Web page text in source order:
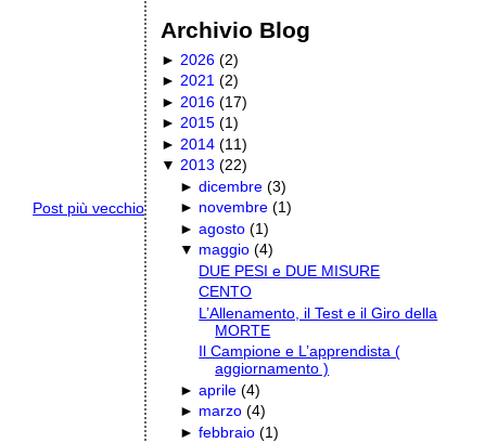
Post più vecchio
Archivio Blog
► 2026 (2)
►2021 (2)
► 2016 (17)
►2015 (1)
► 2014 (11)
▼2013 (22)
►dicembre (3)
► novembre (1)
►agosto (1)
▼ maggio (4)
DUE PESI e DUE MISURE
CENTO
L’Allenamento, il Test e il Giro della
MORTE
Il Campione e L’apprendista (
aggiornamento )
►aprile (4)
► marzo (4)
►febbraio (1)